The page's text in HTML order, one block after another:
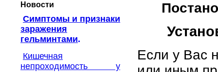
Новости
Симптомы и признаки
заражения
гельминтами.
Кишечная
непроходимость у
Если у Вас